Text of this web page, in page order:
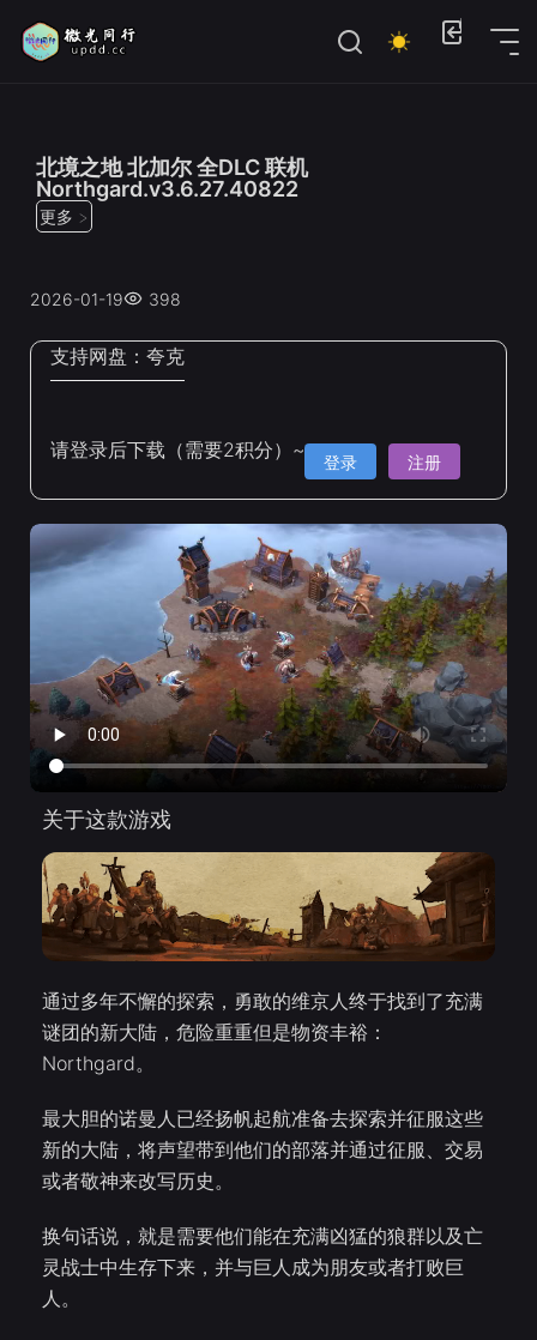
北境之地 北加尔 全DLC 联机
Northgard.v3.6.27.40822
更多 >
2026-01-19 398
支持网盘： 夸克
请登录后下载（需要2积分）~ 登录 注册
关于这款游戏
通过多年不懈的探索，勇敢的维京人终于找到了充满
谜团的新大陆，危险重重但是物资丰裕：
Northgard。
最大胆的诺曼人已经扬帆起航准备去探索并征服这些
新的大陆，将声望带到他们的部落并通过征服、交易
或者敬神来改写历史。
换句话说，就是需要他们能在充满凶猛的狼群以及亡
灵战士中生存下来，并与巨人成为朋友或者打败巨
人。